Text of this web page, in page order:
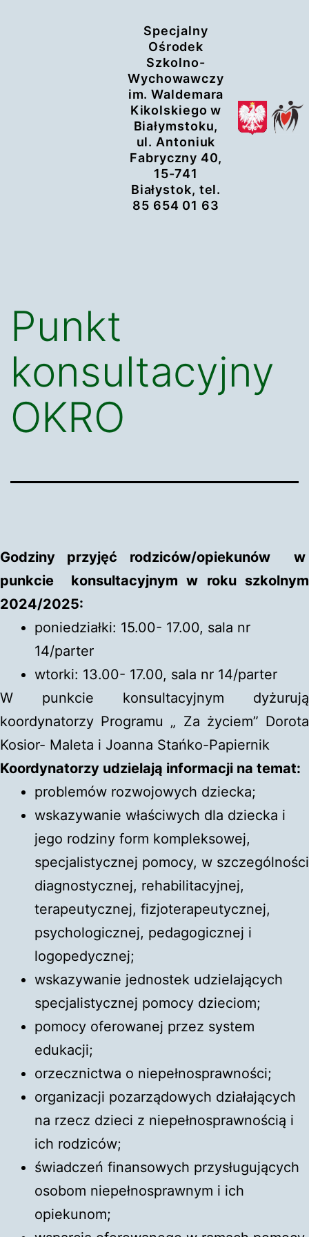
Specjalny
Ośrodek
Szkolno-
Wychowawczy
im. Waldemara
Kikolskiego w
Białymstoku,
ul. Antoniuk
Fabryczny 40,
15-741
Białystok, tel.
85 654 01 63
Punkt
konsultacyjny
OKRO
Godziny przyjęć rodziców/opiekunów w
punkcie konsultacyjnym w roku szkolnym
2024/2025:
poniedziałki: 15.00- 17.00, sala nr
14/parter
wtorki: 13.00- 17.00, sala nr 14/parter
W punkcie konsultacyjnym dyżurują
koordynatorzy Programu „ Za życiem” Dorota
Kosior- Maleta i Joanna Stańko-Papiernik
Koordynatorzy udzielają informacji na temat:
problemów rozwojowych dziecka;
wskazywanie właściwych dla dziecka i
jego rodziny form kompleksowej,
specjalistycznej pomocy, w szczególności
diagnostycznej, rehabilitacyjnej,
terapeutycznej, fizjoterapeutycznej,
psychologicznej, pedagogicznej i
logopedycznej;
wskazywanie jednostek udzielających
specjalistycznej pomocy dzieciom;
pomocy oferowanej przez system
edukacji;
orzecznictwa o niepełnosprawności;
organizacji pozarządowych działających
na rzecz dzieci z niepełnosprawnością i
ich rodziców;
świadczeń finansowych przysługujących
osobom niepełnosprawnym i ich
opiekunom;